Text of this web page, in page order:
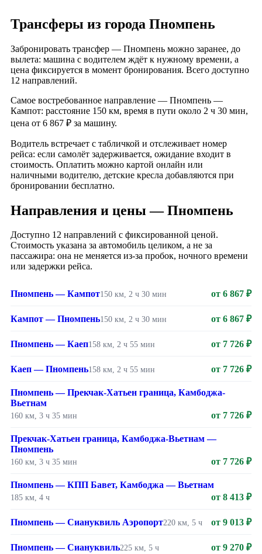
Трансферы из города Пномпень
Забронировать трансфер — Пномпень можно заранее, до
вылета: машина с водителем ждёт к нужному времени, а
цена фиксируется в момент бронирования. Всего доступно
12 направлений.
Самое востребованное направление — Пномпень —
Кампот: расстояние 150 км, время в пути около 2 ч 30 мин,
цена от 6 867 ₽ за машину.
Водитель встречает с табличкой и отслеживает номер
рейса: если самолёт задерживается, ожидание входит в
стоимость. Оплатить можно картой онлайн или
наличными водителю, детские кресла добавляются при
бронировании бесплатно.
Направления и цены — Пномпень
Доступно 12 направлений с фиксированной ценой.
Стоимость указана за автомобиль целиком, а не за
пассажира: она не меняется из-за пробок, ночного времени
или задержки рейса.
Пномпень — Кампот150 км, 2 ч 30 мин от 6 867 ₽
Кампот — Пномпень150 км, 2 ч 30 мин от 6 867 ₽
Пномпень — Каеп158 км, 2 ч 55 мин от 7 726 ₽
Каеп — Пномпень158 км, 2 ч 55 мин от 7 726 ₽
Пномпень — Прекчак-Хатьен граница, Камбоджа-
Вьетнам
160 км, 3 ч 35 мин от 7 726 ₽
Прекчак-Хатьен граница, Камбоджа-Вьетнам —
Пномпень
160 км, 3 ч 35 мин от 7 726 ₽
Пномпень — КПП Бавет, Камбоджа — Вьетнам
185 км, 4 ч от 8 413 ₽
Пномпень — Сиануквиль Аэропорт220 км, 5 ч от 9 013 ₽
Пномпень — Сиануквиль225 км, 5 ч от 9 270 ₽